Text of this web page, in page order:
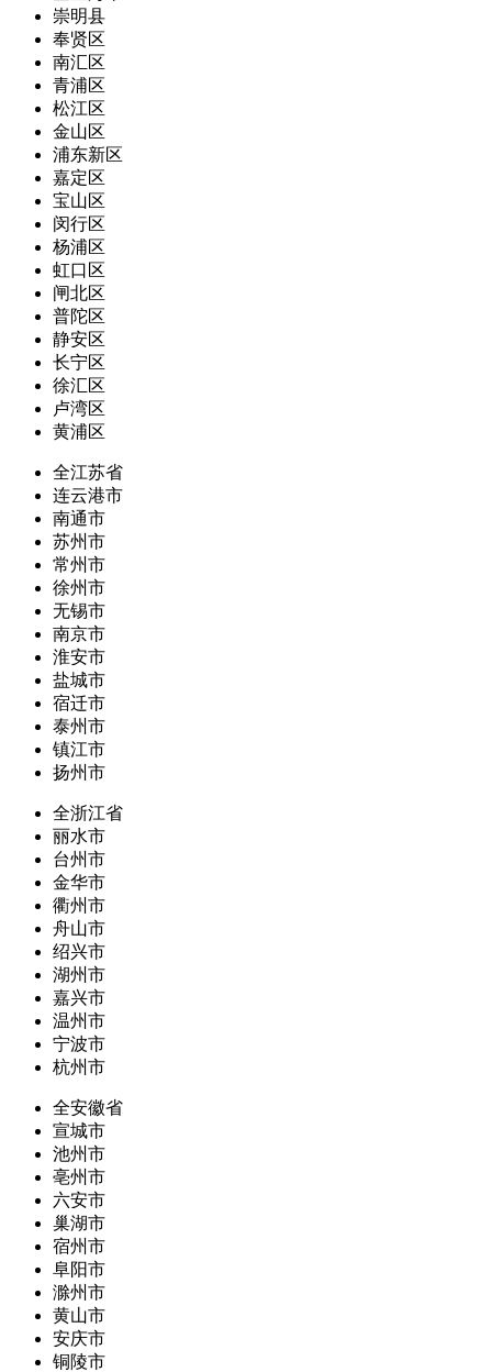
崇明县
奉贤区
南汇区
青浦区
松江区
金山区
浦东新区
嘉定区
宝山区
闵行区
杨浦区
虹口区
闸北区
普陀区
静安区
长宁区
徐汇区
卢湾区
黄浦区
全江苏省
连云港市
南通市
苏州市
常州市
徐州市
无锡市
南京市
淮安市
盐城市
宿迁市
泰州市
镇江市
扬州市
全浙江省
丽水市
台州市
金华市
衢州市
舟山市
绍兴市
湖州市
嘉兴市
温州市
宁波市
杭州市
全安徽省
宣城市
池州市
亳州市
六安市
巢湖市
宿州市
阜阳市
滁州市
黄山市
安庆市
铜陵市